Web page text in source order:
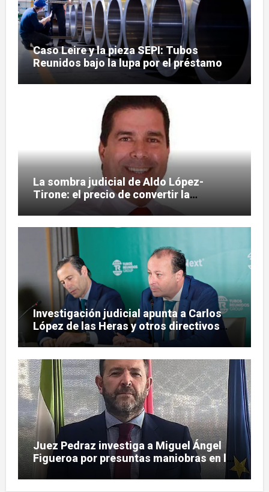
Caso Leire y la pieza SEPI: Tubos
Reunidos bajo la lupa por el préstamo
de 112,8 millones
La sombra judicial de Aldo López-
Tirone: el precio de convertir la
comunicación en arma
Investigación judicial apunta a Carlos
López de las Heras y otros directivos
por irregularidades en el rescate de
Tubos Reunidos
Juez Pedraz investiga a Miguel Ángel
Figueroa por presuntas maniobras en la
pieza SEPI